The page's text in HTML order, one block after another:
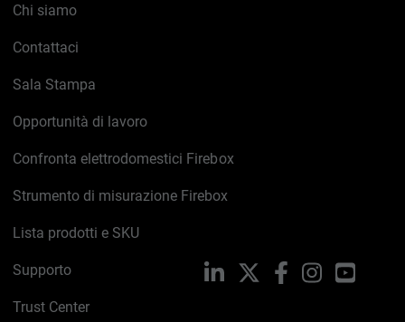
Chi siamo
Contattaci
Sala Stampa
Opportunità di lavoro
Confronta elettrodomestici Firebox
Strumento di misurazione Firebox
Lista prodotti e SKU
Supporto
Trust Center
LinkedIn FacebookInstagram